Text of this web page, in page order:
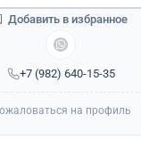
+7 (982) 640-15-35
Добавить в избранное
на профиль